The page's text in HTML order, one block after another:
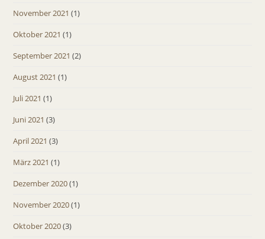
November 2021 (1)
Oktober 2021 (1)
September 2021 (2)
August 2021 (1)
Juli 2021 (1)
Juni 2021 (3)
April 2021 (3)
März 2021 (1)
Dezember 2020(1)
November 2020(1)
Oktober 2020(3)